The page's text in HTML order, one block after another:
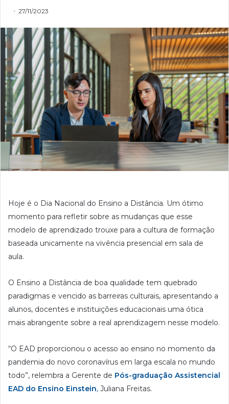
27/11/2023
Hoje é o Dia Nacional do Ensino a Distância. Um ótimo
momento para refletir sobre as mudanças que esse
modelo de aprendizado trouxe para a cultura de formação
baseada unicamente na vivência presencial em sala de
aula.
O Ensino a Distância de boa qualidade tem quebrado
paradigmas e vencido as barreiras culturais, apresentando a
alunos, docentes e instituições educacionais uma ótica
mais abrangente sobre a real aprendizagem nesse modelo.
“O EAD proporcionou o acesso ao ensino no momento da
pandemia do novo coronavírus em larga escala no mundo
todo”, relembra a Gerente de Pós-graduação Assistencial
EAD do Ensino Einstein, Juliana Freitas.